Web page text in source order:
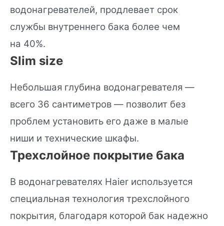
водонагревателей, продлевает срок
службы внутреннего бака более чем
на 40%.
Slim size
Небольшая глубина водонагревателя —
всего 36 сантиметров — позволит без
проблем установить его даже в малые
ниши и технические шкафы.
Трехслойное покрытие бака
В водонагревателях Haier используется
специальная технология трехслойного
покрытия, благодаря которой бак надежно